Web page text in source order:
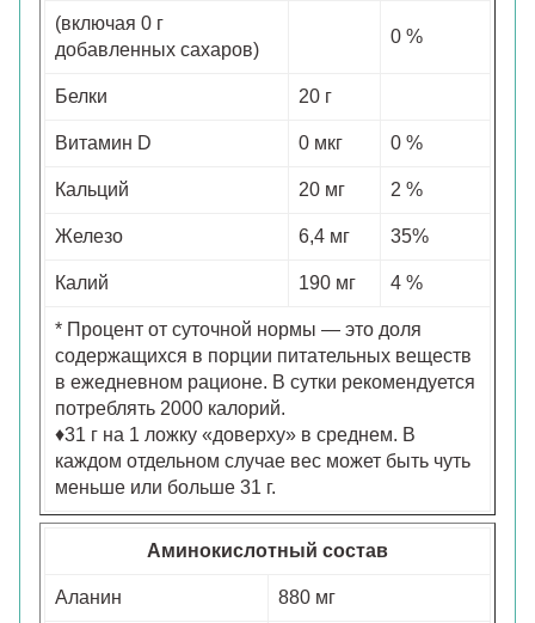
(включая 0 г
добавленных сахаров)
0 %
Белки 20 г
Витамин D 0 мкг 0 %
Кальций 20 мг 2 %
Железо 6,4 мг 35%
Калий 190 мг 4 %
* Процент от суточной нормы — это доля
содержащихся в порции питательных веществ
в ежедневном рационе. В сутки рекомендуется
потреблять 2000 калорий.
♦31 г на 1 ложку «доверху» в среднем. В
каждом отдельном случае вес может быть чуть
меньше или больше 31 г.
Аминокислотный состав
Аланин 880 мг